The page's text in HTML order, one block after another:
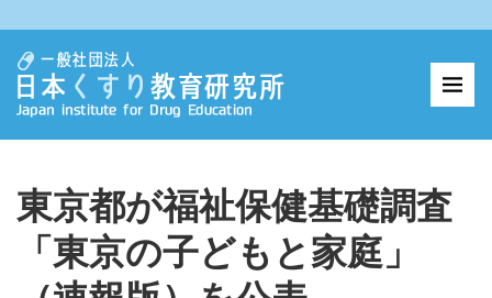
東京都が福祉保健基礎調査
「東京の子どもと家庭」